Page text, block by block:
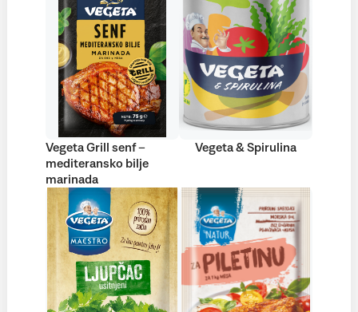
Vegeta Grill senf –
mediteransko bilje
marinada
Vegeta & Spirulina